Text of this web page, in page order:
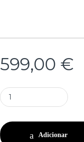
599,00 €
Adicionar